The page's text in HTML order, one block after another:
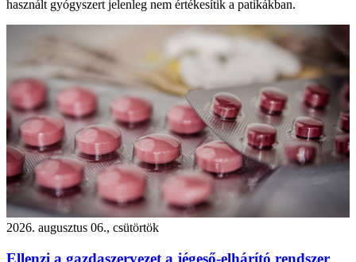
használt gyógyszert jelenleg nem értékesítik a patikákban.
2026. augusztus 06., csütörtök
Ellenzi a gazdaszervezet a jégeső-elhárító rendszer